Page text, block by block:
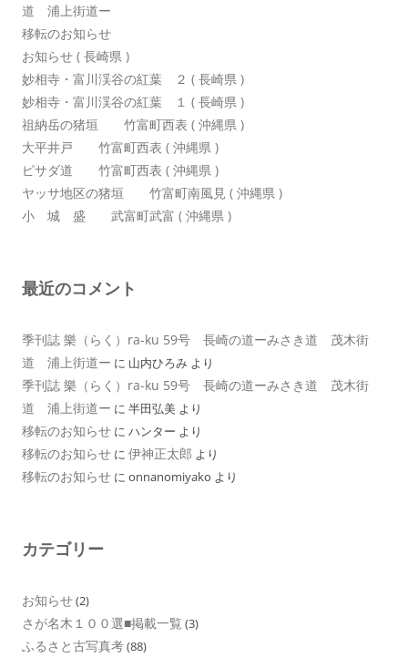
道 浦上街道ー
移転のお知らせ
お知らせ ( 長崎県 )
妙相寺・富川渓谷の紅葉 ２ ( 長崎県 )
妙相寺・富川渓谷の紅葉 １ ( 長崎県 )
祖納岳の猪垣 竹富町西表 ( 沖縄県 )
大平井戸 竹富町西表 ( 沖縄県 )
ピサダ道 竹富町西表 ( 沖縄県 )
ヤッサ地区の猪垣 竹富町南風見 ( 沖縄県 )
小 城 盛 武富町武富 ( 沖縄県 )
最近のコメント
季刊誌 樂（らく）ra-ku 59号 長崎の道ーみさき道 茂木街
道 浦上街道ー に 山内ひろみ より
季刊誌 樂（らく）ra-ku 59号 長崎の道ーみさき道 茂木街
道 浦上街道ー に 半田弘美 より
移転のお知らせ に ハンター より
移転のお知らせ に 伊神正太郎 より
移転のお知らせ に onnanomiyako より
カテゴリー
お知らせ(2)
さが名木１００選■掲載一覧 (3)
ふるさと古写真考(88)